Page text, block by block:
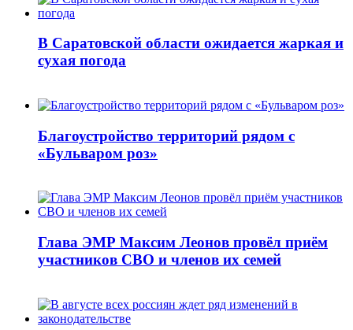
В Саратовской области ожидается жаркая и
сухая погода
Благоустройство территорий рядом с
«Бульваром роз»
Глава ЭМР Максим Леонов провёл приём
участников СВО и членов их семей